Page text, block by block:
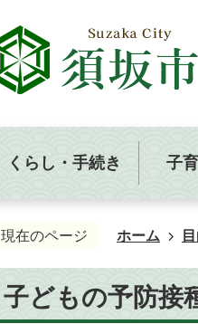
くらし・手続き 子
現在のページ ホーム
子どもの予防接